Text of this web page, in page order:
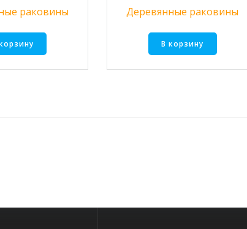
раковины Деревянные раковины
В корзину